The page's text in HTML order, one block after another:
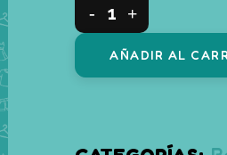
Conjunto
piezas
rayas
AÑADIR AL